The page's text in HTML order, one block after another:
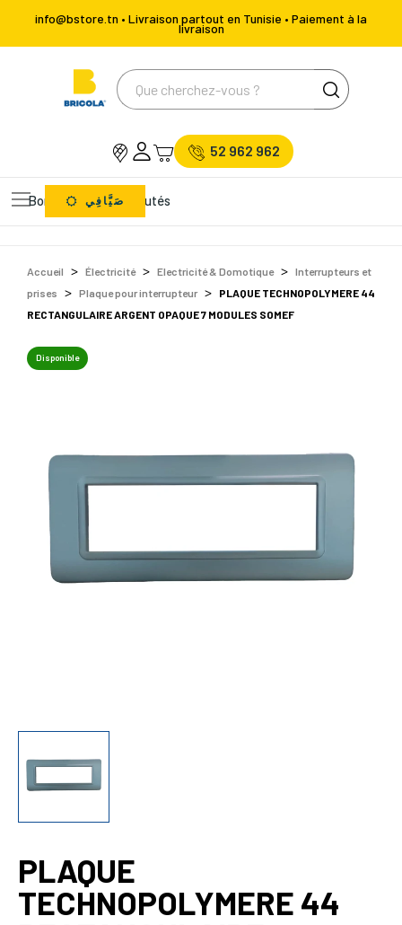
info@bstore.tn • Livraison partout en Tunisie • Paiement à la
livraison
52 962 962
Bons Plans Nouveautés
صَيَّافِي
Accueil Électricité Electricité & Domotique
Interrupteurs et
prises
Plaque pour interrupteur
PLAQUE TECHNOPOLYMERE 44
RECTANGULAIRE ARGENT OPAQUE 7 MODULES SOMEF
Disponible
PLAQUE
TECHNOPOLYMERE 44